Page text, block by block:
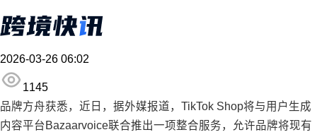
2026-03-26 06:02
1145
品牌方舟获悉，近日，据外媒报道，TikTok Shop将与用户生成
内容平台Bazaarvoice联合推出一项整合服务，允许品牌将现有